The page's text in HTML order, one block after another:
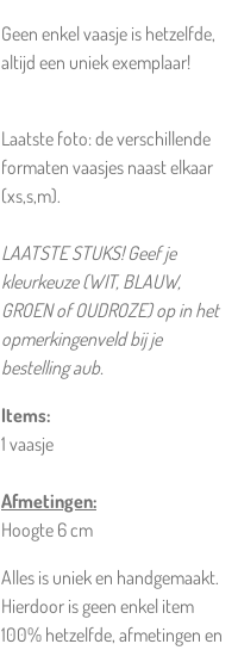
Geen enkel vaasje is hetzelfde,
altijd een uniek exemplaar!
Laatste foto: de verschillende
formaten vaasjes naast elkaar
(xs,s,m).
LAATSTE STUKS! Geef je
kleurkeuze (WIT, BLAUW,
GROEN of OUDROZE) op in het
opmerkingenveld bij je
bestelling aub.
Items:
1 vaasje
Afmetingen:
Hoogte 6 cm
Alles is uniek en handgemaakt.
Hierdoor is geen enkel item
100% hetzelfde, afmetingen en